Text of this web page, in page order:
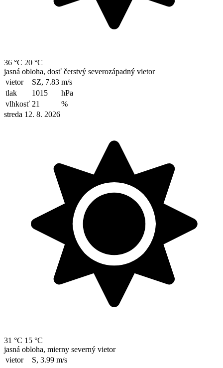
36 °C 20 °C
jasná obloha, dosť čerstvý severozápadný vietor
vietor
SZ, 7.83 m/s
tlak
1015
hPa
vlhkosť 21
%
streda 12. 8. 2026
31 °C 15 °C
jasná obloha, mierny severný vietor
vietor
S, 3.99 m/s